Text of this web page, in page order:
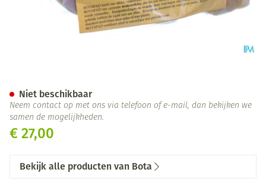
€ 27,00
Niet beschikbaar
Neem contact op met ons via telefoon of e-mail, dan bekijken we
samen de mogelijkheden.
Bekijk alle producten van Bota